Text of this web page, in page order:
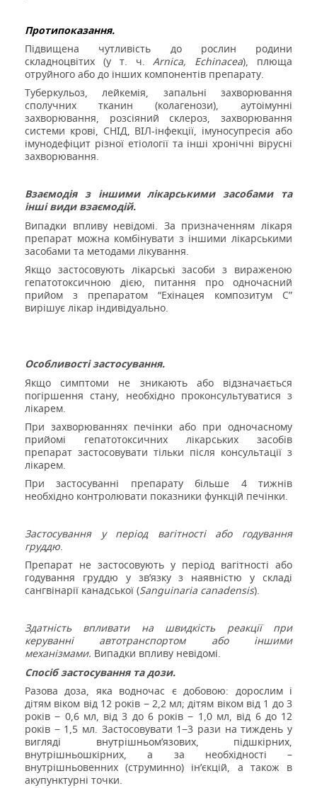
Протипоказання.
Підвищена чутливість до рослин родини
складноцвітих (у т. ч.Arnica, Echinacea), плюща
отруйного або до інших компонентів препарату.
Туберкульоз, лейкемія, запальні захворювання
сполучних тканин (колагенози), аутоімунні
захворювання, розсіяний склероз, захворювання
системи крові, СНІД, ВІЛ-інфекції, імуносупресія або
імунодефіцит різної етіології та інші хронічні вірусні
захворювання.
Взаємодія з іншими лікарськими засобами та
інші види взаємодій.
Випадки впливу невідомі. За призначенням лікаря
препарат можна комбінувати з іншими лікарськими
засобами та методами лікування.
Якщо застосовують лікарські засоби з вираженою
гепатотоксичною дією, питання про одночасний
прийом з препаратом “Ехінацея композитум С”
вирішує лікар індивідуально.
Особливості застосування.
Якщо симптоми не зникають або відзначається
погіршення стану, необхідно проконсультуватися з
лікарем.
При захворюваннях печінки або при одночасному
прийомі гепатотоксичних лікарських засобів
препарат застосовувати тільки після консультації з
лікарем.
При застосуванні препарату більше 4 тижнів
необхідно контролювати показники функцій печінки.
Застосування уперіод вагітності або годування
груддю.
Препарат не застосовують у період вагітності або
годування груддю у зв’язку з наявністю у складі
сангвінарії канадської (Sanguinaria canadensis).
Здатність впливати на швидкість реакції при
керуванні автотранспортом або іншими
механізмами. Випадки впливу невідомі.
Спосіб застосування та дози.
Разова доза, яка водночас є добовою: дорослим і
дітям віком від 12 років − 2,2 мл; дітям віком від 1 до 3
років− 0,6 мл, від 3 до 6 років− 1,0 мл, від 6 до 12
років − 1,5 мл. Застосовувати 1−3 рази на тиждень у
вигляді внутрішньом’язових, підшкірних,
внутрішньошкірних, а за необхідності –
внутрішньовенних (струминно) ін’єкцій, а також в
акупунктурні точки.